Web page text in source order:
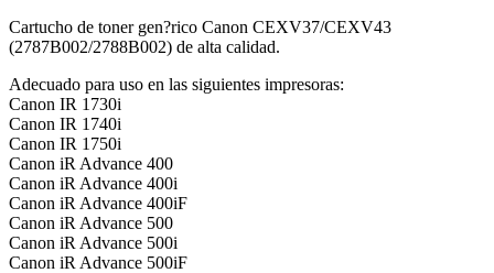
Cartucho de toner gen?rico Canon CEXV37/CEXV43
(2787B002/2788B002) de alta calidad.
Adecuado para uso en las siguientes impresoras:
Canon IR 1730i
Canon IR 1740i
Canon IR 1750i
Canon iR Advance 400
Canon iR Advance 400i
Canon iR Advance 400iF
Canon iR Advance 500
Canon iR Advance 500i
Canon iR Advance 500iF